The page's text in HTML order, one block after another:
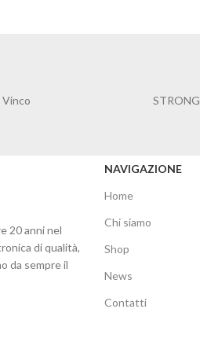
Vinco STRONG
20 anni nel
di qualità,
da sempre il
NAVIGAZIONE
Home
Chi siamo
Shop
News
Contatti